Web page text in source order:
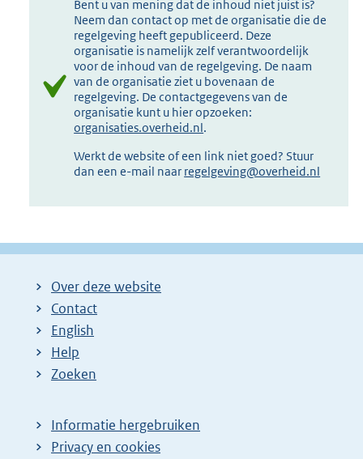
Bent u van mening dat de inhoud niet juist is?
Neem dan contact op met de organisatie die de
regelgeving heeft gepubliceerd. Deze
organisatie is namelijk zelf verantwoordelijk
voor de inhoud van de regelgeving. De naam
van de organisatie ziet u bovenaan de
regelgeving. De contactgegevens van de
organisatie kunt u hier opzoeken:
organisaties.overheid.nl.
Werkt de website of een link niet goed? Stuur
dan een e-mail naar regelgeving@overheid.nl
Over deze website
Contact
English
Help
Zoeken
Informatie hergebruiken
Privacy en cookies